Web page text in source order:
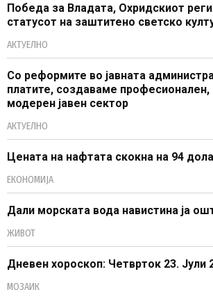
Победа за Владата, Охридскиот
статусот на заштитено светско
АКТУЕЛНО
Со реформите во јавната
платите, создаваме
модерен јавен сектор
АКТУЕЛНО
Цената на нафтата скокна на 94
ЕКОНОМИЈА
Дали морската вода навистина ја
ЖИВОТ
Дневен хороскоп: Четврток 23. Јули
МОЗАИК